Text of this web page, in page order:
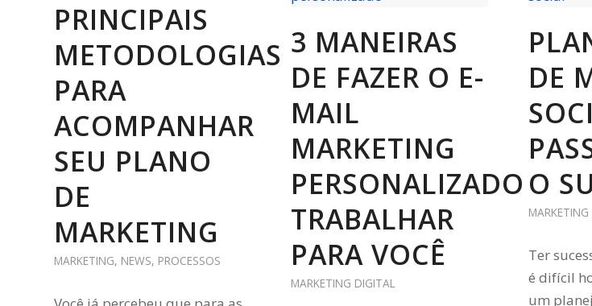
PRINCIPAIS
METODOLOGIAS
PARA
ACOMPANHAR
SEU PLANO
DE
MARKETING
MARKETING, NEWS, PROCESSOS
3 MANEIRAS
DE FAZER O E-
MAIL
MARKETING
PERSONALIZADO
TRABALHAR
PARA VOCÊ
MARKETING DIGITAL
DE
O
Ter
é difícil
um